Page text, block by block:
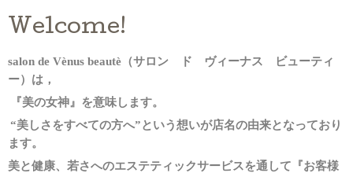
Welcome!
salon de Vènus beautè （サロン ド ヴィーナス ビューティ
ー）は，
『美の女神 』 を意味します。
“美しさをすべての方へ”という想いが店名の由来となっており
ます。
美と健康、若さへのエステティックサービスを通して『お客様